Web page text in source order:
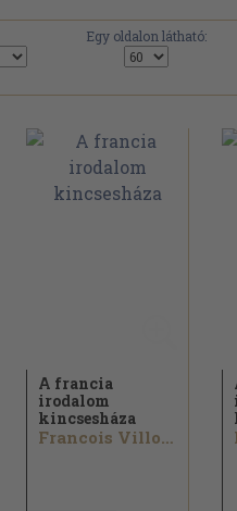
Egy oldalon látható:
A francia
irodalom
kincsesháza
Francois Villon...